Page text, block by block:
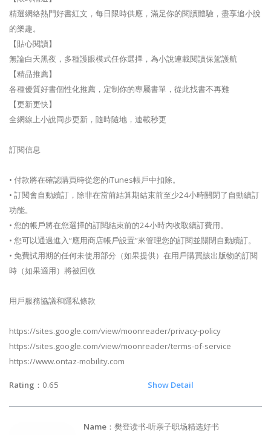
精選網絡熱門好書紅文，每日限時供應，滿足你的閱讀體驗，盡享追小說
的樂趣。
【貼心閱讀】
無論白天黑夜，多種護眼模式任你選擇，為小說連載閱讀保駕護航
【精品推薦】
各種優質好書個性化推薦，定制你的專屬書單，從此找書不再難
【更新更快】
全網線上小說同步更新，隨時隨地，連載秒更
訂閱信息
• 付款將在確認購買時從您的iTunes帳戶中扣除。
• 訂閱會自動續訂，除非在當前結算期結束前至少24小時關閉了自動續訂
功能。
• 您的帳戶將在您選擇的訂閱結束前的24小時內收取續訂費用。
• 您可以通過進入“應用商店帳戶設置”來管理您的訂閱並關閉自動續訂。
• 免費試用期的任何未使用部分（如果提供）在用戶購買該出版物的訂閱
時（如果適用）將被回收
用戶服務協議和隱私條款
https://sites.google.com/view/moonreader/privacy-policy
https://sites.google.com/view/moonreader/terms-of-service
https://www.ontaz-mobility.com
Rating ：0.65 Show Detail
Name ：樊登读书-听亲子职场精选好书